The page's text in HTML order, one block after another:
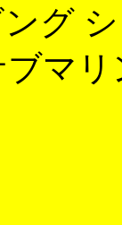
グ
マ